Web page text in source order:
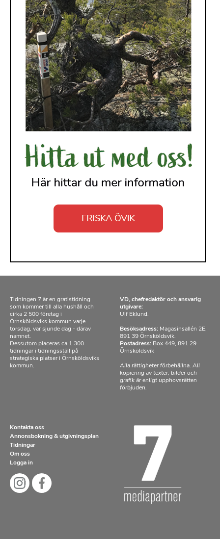
Tidningen 7 är en gratistidning
som kommer till alla hushåll och
cirka 2 500 företag i
Örnsköldsviks kommun varje
torsdag, var sjunde dag - därav
namnet.
Dessutom placeras ca 1 300
tidningar i tidningsställ på
strategiska platser i Örnsköldsviks
kommun.
VD, chefredaktör och ansvarig
utgivare:
Ulf Eklund.
Besöksadress: Magasinsallén 2E,
891 39 Örnsköldsvik.
Postadress: Box 449, 891 29
Örnsköldsvik
Alla rättigheter förbehållna. All
kopiering av texter, bilder och
grafik är enligt upphovsrätten
förbjuden.
Kontakta oss
Annonsbokning & utgivningsplan
Tidningar
Om oss
Logga in